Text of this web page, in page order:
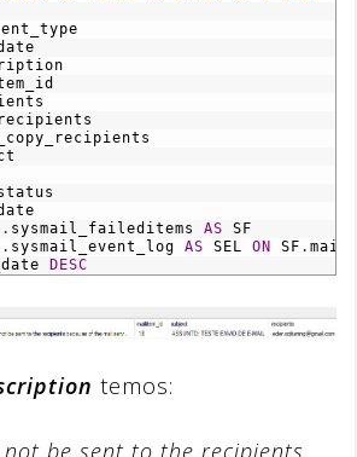
. sysmail_faileditems AS
SF
. sysmail_event_log AS SEL ON SF .
DESC
temos: